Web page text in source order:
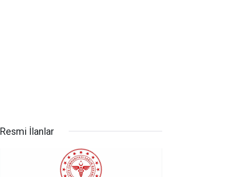
Resmi İlanlar